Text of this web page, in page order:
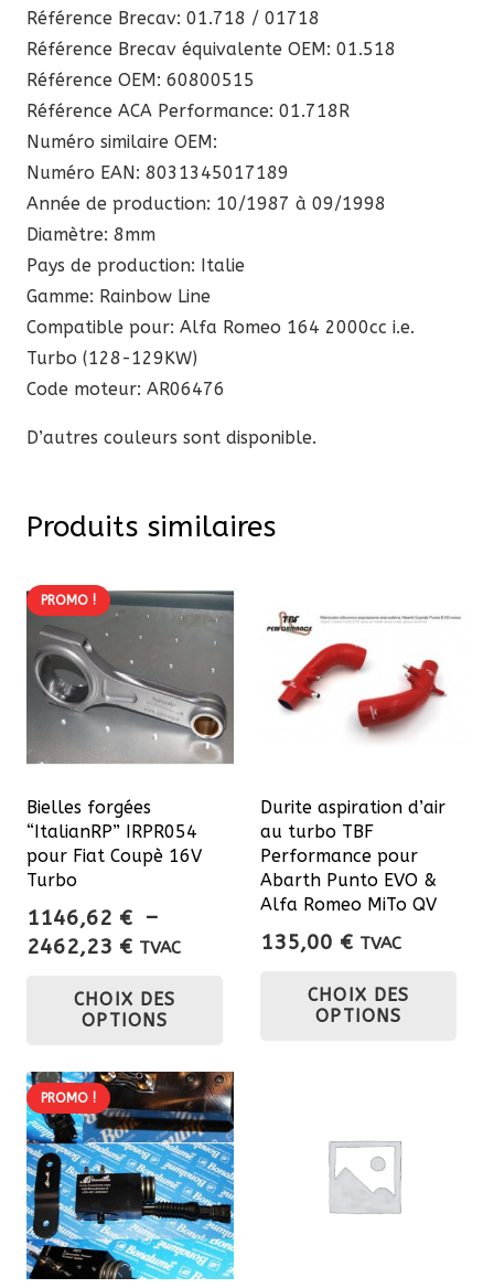
Référence Brecav: 01.718 / 01718
Référence Brecav équivalente OEM: 01.518
Référence OEM: 60800515
Référence ACA Performance: 01.718R
Numéro similaire OEM:
Numéro EAN: 8031345017189
Année de production: 10/1987 à 09/1998
Diamètre: 8mm
Pays de production: Italie
Gamme: Rainbow Line
Compatible pour: Alfa Romeo 164 2000cc i.e.
Turbo (128-129KW)
Code moteur: AR06476
D’autres couleurs sont disponible.
Produits similaires
PROMO !
Bielles forgées
“ItalianRP” IRPR054
pour Fiat Coupè 16V
Turbo
1146,62 € –
2462,23 €Plage
prix :
1146,62 €
2462,23 €
TVAC
CHOIX DES
OPTIONS
plusieurs
Les
options
peuvent
être
choisies
Durite aspiration d’air
au turbo TBF
Performance pour
Abarth Punto EVO &
Alfa Romeo MiTo QV
135,00 € TVAC
CHOIX DES
OPTIONS
PROMO !